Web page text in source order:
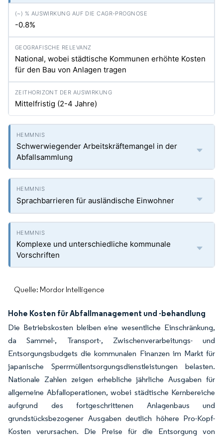
-0.8%
National, wobei städtische Kommunen erhöhte Kosten
für den Bau von Anlagen tragen
Mittelfristig (2-4 Jahre)
Schwerwiegender Arbeitskräftemangel in der
Abfallsammlung
Sprachbarrieren für ausländische Einwohner
Komplexe und unterschiedliche kommunale
Vorschriften
Quelle: Mordor Intelligence
Hohe Kosten für Abfallmanagement und -behandlung
Die Betriebskosten bleiben eine wesentliche Einschränkung,
da Sammel-, Transport-, Zwischenverarbeitungs- und
Entsorgungsbudgets die kommunalen Finanzen im Markt für
japanische Sperrmüllentsorgungsdienstleistungen belasten.
Nationale Zahlen zeigen erhebliche jährliche Ausgaben für
allgemeine Abfalloperationen, wobei städtische Kernbereiche
aufgrund des fortgeschrittenen Anlagenbaus und
grundstücksbezogener Ausgaben deutlich höhere Pro-Kopf-
Kosten verursachen. Die Preise für die Entsorgung von